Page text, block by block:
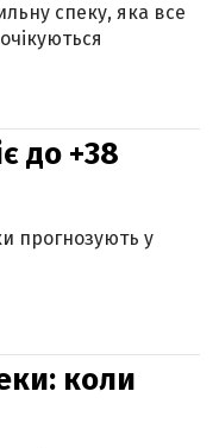
спеку, яка все
до +38
прогнозують у
коли